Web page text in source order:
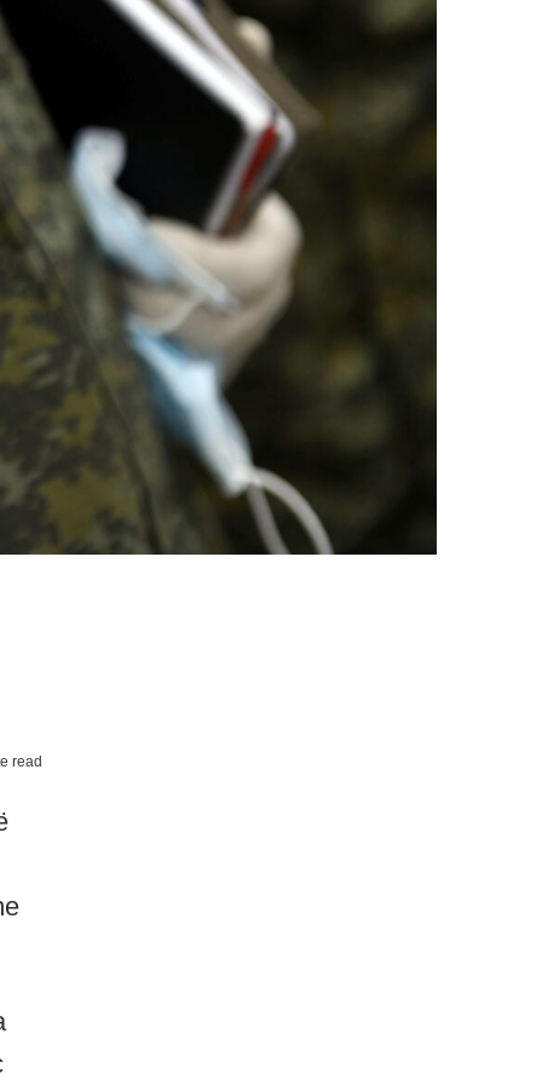
read